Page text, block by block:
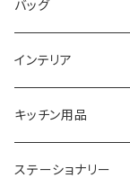
COGU
GAGA MILANO
CACTUS
TIMEX
DIESEL
MICHAEL KORS
NO BRAND
TRANSNUMBER
SAAMA HOMME
ARNOLD PALMER
MICHAEL KORS
TIFFANY&CO
FOLLI FOLLIE
POLICE
PAUL HEWITT
DAKS
栃木レザー
NIKE
DUNHILL
バッグ
MANHATTAN
United HOMME
RODANIA
インテリア
CRYSTOCRAFT
SEIKO
キッチン用品
I'mD
ステーショナリー